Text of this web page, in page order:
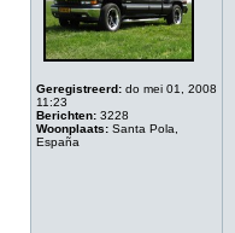
Geregistreerd: do mei 01, 2008
11:23
Berichten: 3228
Woonplaats: Santa Pola,
España